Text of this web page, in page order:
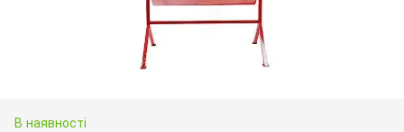
В наявності